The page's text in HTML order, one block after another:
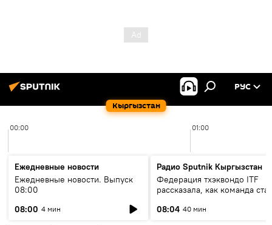
Кыргызстан
РУС
00:00 01:00
Ежедневные новости
Ежедневные новости. Выпуск
08:00
08:00 4 мин
Радио Sputnik Кыргызстан
Федерация тхэквондо ITF
рассказала, как команда
08:04 40 мин